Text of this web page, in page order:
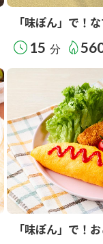
「味ぽん」で！
15 分
「味ぽん」で！